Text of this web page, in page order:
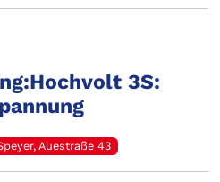
3S:
Auestraße 43